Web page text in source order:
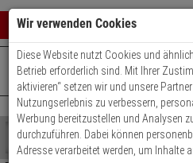
0 ARTIKEL
Ihr
Ergebnisse (
Hersteller
Shop
durchsuchen
+49 (0)821 899 493-0Mo. - Do.:
Wir verwenden Cookies
Diese Website nutzt Cookies und
Betrieb erforderlich sind. Mit Ihrer
aktivieren“ setzen wir und unsere
Nutzungserlebnis zu verbessern,
Werbung bereitzustellen und Analysen
durchzuführen. Dabei können
Adresse verarbeitet werden, um Inhalte